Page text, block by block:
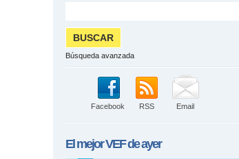
Búsqueda avanzada
Facebook RSS Email
El mejorVEFde ayer